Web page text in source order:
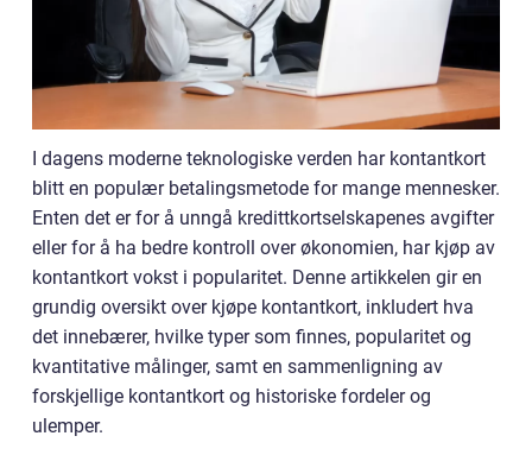
I dagens moderne teknologiske verden har kontantkort
blitt en populær betalingsmetode for mange mennesker.
Enten det er for å unngå kredittkortselskapenes avgifter
eller for å ha bedre kontroll over økonomien, har kjøp av
kontantkort vokst i popularitet. Denne artikkelen gir en
grundig oversikt over kjøpe kontantkort, inkludert hva
det innebærer, hvilke typer som finnes, popularitet og
kvantitative målinger, samt en sammenligning av
forskjellige kontantkort og historiske fordeler og
ulemper.